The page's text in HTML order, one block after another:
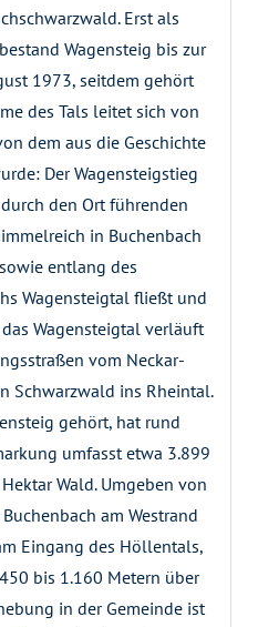
Erst als
Wagensteig bis zur
1973, seitdem gehört
des Tals leitet sich von
dem aus die Geschichte
Der Wagensteigstieg
den Ort führenden
in Buchenbach
entlang des
Wagensteigtal fließt und
Wagensteigtal verläuft
vom Neckar-
Schwarzwald ins Rheintal.
gehört, hat rund
umfasst etwa 3.899
Wald. Umgeben von
am Westrand
Eingang des Höllentals,
bis 1.160 Metern über
in der Gemeinde ist